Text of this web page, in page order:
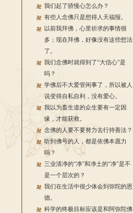
我们起了骄慢心怎么办？
有些人念佛只是想得人天福报。
以前我拜佛，心里祈求的事情很
多；现在拜佛，好像没有这些想法
了。
我们念佛时就得到了“大信心”是
吗？
学佛后不大爱管闲事了，所以被人
说变得自私自利，没有爱心。
我以为畜生道的众生要有一定因
缘，才能获救。
念佛的人要不要努力去行持善法？
听到佛号的人，都是依佛本愿力
吗？
三业清净的“净”和净土的“净”是不
是一个层次的？
我们在生活中很少体会到弥陀的恩
德。
科学的终极目标应该是和阿弥陀佛